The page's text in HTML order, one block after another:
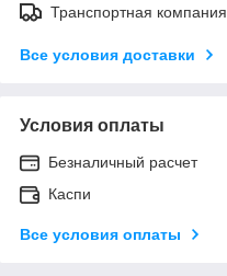
Транспортная компания
Все условия доставки
Условия оплаты
Безналичный расчет
Каспи
Все условия оплаты